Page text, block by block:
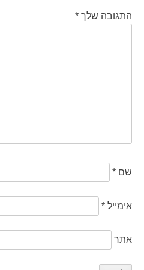
התגובה שלך *
שם *
אימייל *
אתר